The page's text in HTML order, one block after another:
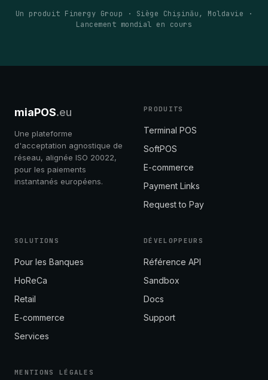
Un produit Finergy Group · Siège Chișinău, Moldavie ·
Lancement mondial en cours
miaPOS.eu
Une plateforme
d'acceptation agnostique de
réseau, alignée ISO 20022,
pour les paiements
instantanés européens.
PRODUITS
Terminal POS
SoftPOS
E-commerce
Payment Links
Request to Pay
SOLUTIONS
Pour les Banques
HoReCa
Retail
E-commerce
Services
DÉVELOPPEURS
Référence API
Sandbox
Docs
Support
MENTIONS LÉGALES